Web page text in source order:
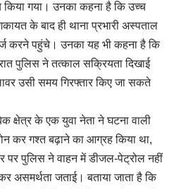
गया। उनका कहना है कि उच्च
के बाद ही थाना प्रभारी अस्पताल
करने पहुंचे। उनका यह भी कहना है कि
पुलिस ने तत्काल सक्रियता दिखाई
उसी समय गिरफ्तार किए जा सकते
क्षेत्र के एक युवा नेता ने घटना वाली
कर गश्त बढ़ाने का आग्रह किया था,
पर पुलिस ने वाहन में डीजल-पेट्रोल नहीं
असमर्थता जताई। बताया जाता है कि